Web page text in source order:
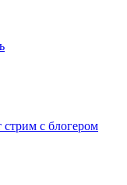
с блогером